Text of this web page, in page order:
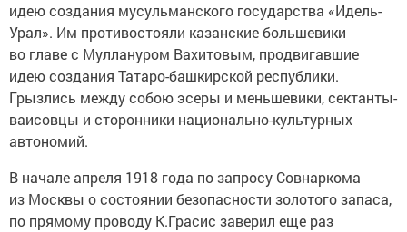
идею создания мусульманского государства «Идель-
Урал». Им противостояли казанские большевики
во главе с Муллануром Вахитовым, продвигавшие
идею создания Татаро-башкирской республики.
Грызлись между собою эсеры и меньшевики, сектанты-
ваисовцы и сторонники национально-культурных
автономий.
В начале апреля 1918 года по запросу Совнаркома
из Москвы о состоянии безопасности золотого запаса,
по прямому проводу К.Грасис заверил еще раз